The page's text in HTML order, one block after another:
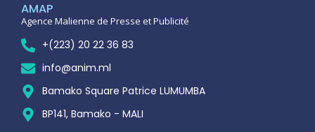
AMAP
Agence Malienne de Presse et Publicité
+(223) 20 22 36 83
info@anim.ml
Bamako Square Patrice LUMUMBA
BP141, Bamako - MALI